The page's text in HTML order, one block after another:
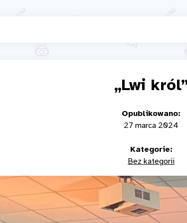
„Lwi
Opublikowano:
27 marca 2024
Kategorie:
Bez kategorii